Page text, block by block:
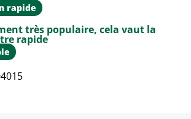
rapide
très populaire, cela vaut la
rapide
sur le produit